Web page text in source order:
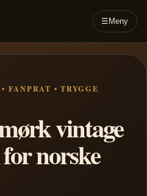
☰ Meny
FANPRAT • TRYGGE
vintage
norske